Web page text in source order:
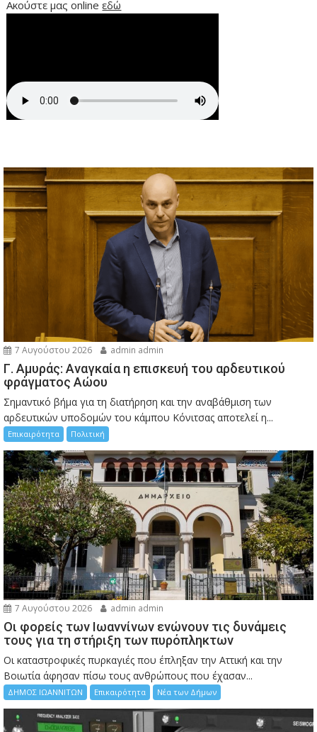
Ακούστε μας onlineεδώ
7 Αυγούστου 2026 admin admin
Γ. Αμυράς: Αναγκαία η επισκευή του αρδευτικού
φράγματος Αώου
Σημαντικό βήμα για τη διατήρηση και την αναβάθμιση των
αρδευτικών υποδομών του κάμπου Κόνιτσας αποτελεί η...
Επικαιρότητα Πολιτική
7 Αυγούστου 2026 admin admin
Οι φορείς των Ιωαννίνων ενώνουν τις δυνάμεις
τους για τη στήριξη των πυρόπληκτων
Οι καταστροφικές πυρκαγιές που έπληξαν την Αττική και την
Bοιωτία άφησαν πίσω τους ανθρώπους που έχασαν...
ΔΗΜΟΣ ΙΩΑΝΝΙΤΩΝ Επικαιρότητα Νέα των Δήμων